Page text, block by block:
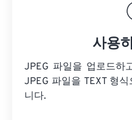
사용
JPEG 파일을 업로드하
JPEG 파일을 TEXT 형
니다.